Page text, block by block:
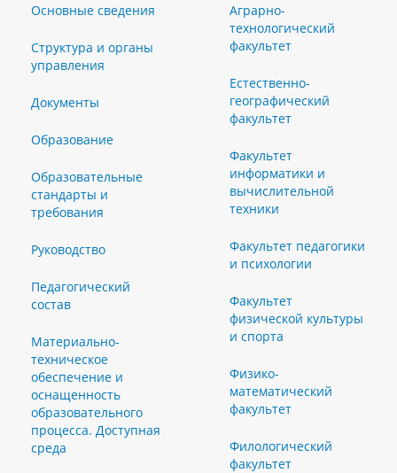
Основные сведения
Структура и органы
управления
Документы
Образование
Образовательные
стандарты и
требования
Руководство
Педагогический
состав
Материально-
техническое
обеспечение и
оснащенность
образовательного
процесса. Доступная
среда
Аграрно-
технологический
факультет
Естественно-
географический
факультет
Факультет
информатики и
вычислительной
техники
Факультет педагогики
и психологии
Факультет
физической культуры
и спорта
Физико-
математический
факультет
Филологический
факультет